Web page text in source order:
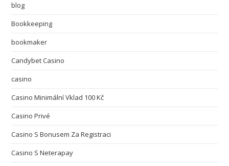
blog
Bookkeeping
bookmaker
Candybet Casino
casino
Casino Minimální Vklad 100 Kč
Casino Privé
Casino S Bonusem Za Registraci
Casino S Neterapay